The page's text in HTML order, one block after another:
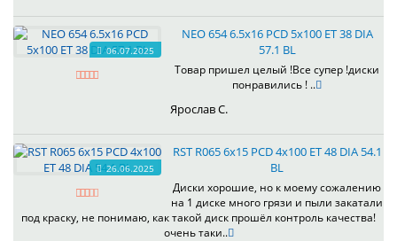
06.07.2025
NEO 654 6.5x16 PCD 5x100 ET 38 DIA
57.1 BL
Товар пришел целый !Все супер !диски
понравились ! ..
Ярослав С.
26.06.2025
RST R065 6x15 PCD 4x100 ET 48 DIA 54.1
BL
Диски хорошие, но к моему сожалению
на 1 диске много грязи и пыли закатали
под краску, не понимаю, как такой диск прошёл контроль качества!
очень таки..